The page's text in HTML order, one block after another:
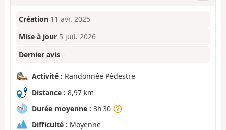
Création 11 avr. 2025
Mise à jour 5 juil. 2026
Dernier avis –
Activité : Randonnée Pédestre
Distance : 8,97 km
Durée moyenne : 3h 30
Difficulté : Moyenne